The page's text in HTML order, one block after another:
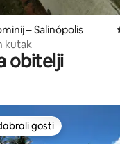
– Salinópolis
kutak
obitelji
najviše rangiranima s
gosti